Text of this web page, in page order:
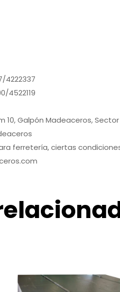
4222337
4522119
Galpón Madeaceros, Sector
ferretería, ciertas